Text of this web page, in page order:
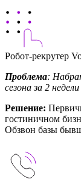
Робот-рекрутер
Проблема:
сезона за 2
Решение:
гостиничном
Обзвон базы